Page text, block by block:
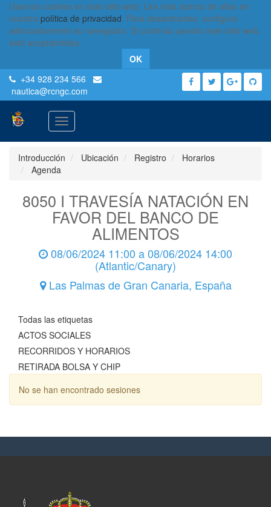
Usamos cookies en este sitio web. Lea más acerca de ellas en
nuestra política de privacidad. Para desactivarlas, configure
adecuadamente su navegador. Si continúa usando este sitio web,
está aceptándolas.
OK
+34 928 234 566
nautica@rcngc.com
Activar
navegación
Introducción
Ubicación Registro
Horarios
Agenda
8050 I TRAVESÍA NATACIÓN EN
FAVOR DEL BANCO DE
ALIMENTOS
08/06/2024 11:00 a08/06/2024 14:00
(Atlantic/Canary)
Las Palmas de Gran Canaria, España
Todas las etiquetas
ACTOS SOCIALES
RECORRIDOS Y HORARIOS
RETIRADA BOLSA Y CHIP
No se han encontrado sesiones